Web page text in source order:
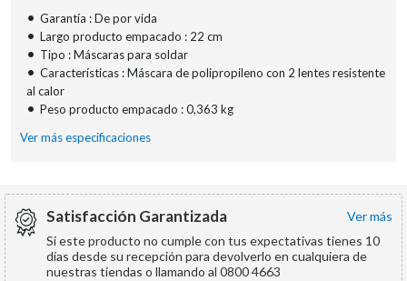
• Garantía : De por vida
• Largo producto empacado : 22 cm
• Tipo : Máscaras para soldar
• Características : Máscara de polipropileno con 2 lentes resistente
al calor
• Peso producto empacado : 0,363 kg
Ver más especificaciones
Satisfacción Garantizada
ver más
Si este producto no cumple con tus expectativas tienes 10
días desde su recepción para devolverlo en cualquiera de
nuestras tiendas o llamando al 0800 4663